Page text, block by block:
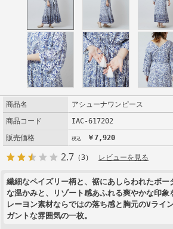
商品名
アシューナワンピース
商品コード
IAC-617202
販売価格
￥7,920
2.7 （3） レビューを見る
繊細なペイズリー柄と、裾にあしらわれたボー
な温かみと、リゾート感あふれる爽やかな印象
レーヨン素材ならではの落ち感と胸元のVライ
ガントな雰囲気の一枚。